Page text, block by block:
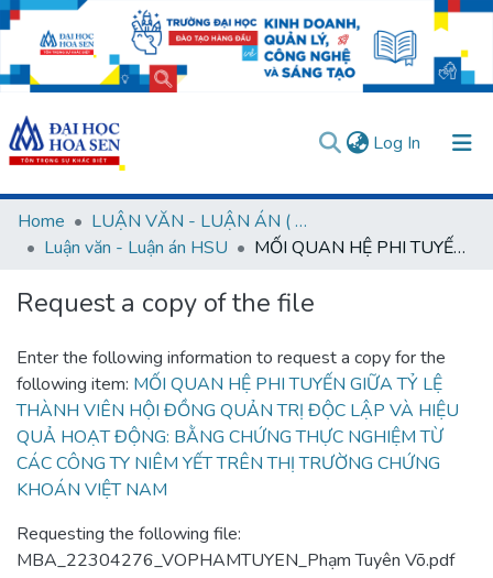
Log In (current)
Communities & Collections
All of DSpace
Statistics
Home
LUẬN VĂN - LUẬN ÁN ( Chương trình sau Đại học )
Luận văn - Luận án HSU
MỐI QUAN HỆ PHI TUYẾN GIỮA TỶ LỆ THÀNH VIÊN HỘI ĐỒNG QUẢN TRỊ ĐỘC LẬP VÀ HIỆU QUẢ HOẠT ĐỘNG: BẰNG CHỨNG THỰC NGHIỆM TỪ CÁC CÔNG TY NIÊM YẾT TRÊN THỊ TRƯỜNG CHỨNG KHOÁN VIỆT NAM
Request a copy of the file
Enter the following information to request a copy for the
following item: MỐI QUAN HỆ PHI TUYẾN GIỮA TỶ LỆ
THÀNH VIÊN HỘI ĐỒNG QUẢN TRỊ ĐỘC LẬP VÀ HIỆU
QUẢ HOẠT ĐỘNG: BẰNG CHỨNG THỰC NGHIỆM TỪ
CÁC CÔNG TY NIÊM YẾT TRÊN THỊ TRƯỜNG CHỨNG
KHOÁN VIỆT NAM
Requesting the following file:
MBA_22304276_VOPHAMTUYEN_Phạm Tuyên Võ.pdf